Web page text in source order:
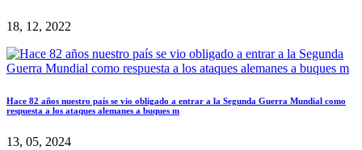
18, 12, 2022
Hace 82 años nuestro país se vio obligado a entrar a la Segunda Guerra Mundial como
respuesta a los ataques alemanes a buques m
13, 05, 2024